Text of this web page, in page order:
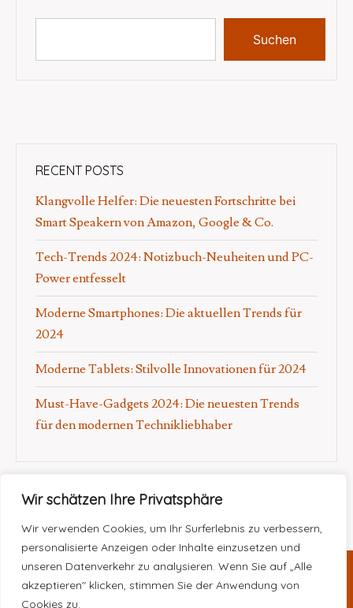
Wir schätzen Ihre Privatsphäre
Wir verwenden Cookies, um Ihr Surferlebnis zu verbessern,
personalisierte Anzeigen oder Inhalte einzusetzen und
unseren Datenverkehr zu analysieren. Wenn Sie auf „Alle
akzeptieren" klicken, stimmen Sie der Anwendung von
Cookies zu.
Suchen
RECENT POSTS
Klangvolle Helfer: Die neuesten Fortschritte bei
Smart Speakern von Amazon, Google & Co.
Tech-Trends 2024: Notizbuch-Neuheiten und PC-
Power entfesselt
Moderne Smartphones: Die aktuellen Trends für
2024
Moderne Tablets: Stilvolle Innovationen für 2024
Must-Have-Gadgets 2024: Die neuesten Trends
für den modernen Technikliebhaber
Proudly powered by